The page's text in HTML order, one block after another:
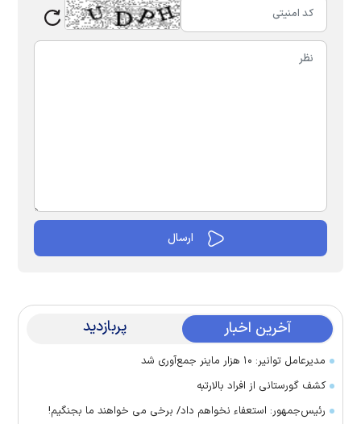
آخرین اخبار پربازدید
مدیرعامل توانیر: ۱۰ هزار ماینر جمع‌آوری شد
کشف گورستانی از افراد بالارتبه
رئیس‌جمهور: استعفاء نخواهم داد/ برخی می خواهند ما بجنگیم!